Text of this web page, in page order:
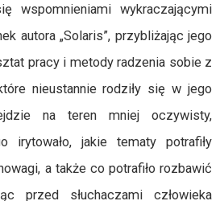
wspomnieniami wykraczającymi
autora „Solaris”, przybliżając jego
pracy i metody radzenia sobie z
nieustannie rodziły się w jego
na teren mniej oczywisty,
irytowało, jakie tematy potrafiły
a także co potrafiło rozbawić
przed słuchaczami człowieka